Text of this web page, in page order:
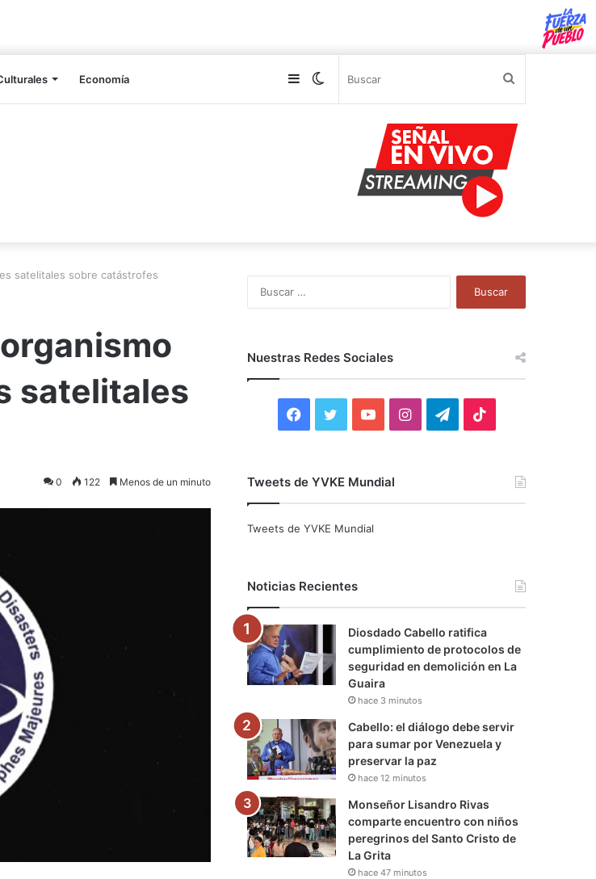
Economía Switch
Sidebar
satelitales sobre catástrofes
satelitales
0 122 Menos de un minuto
Nuestras Redes Sociales
F
c
o
k
i
r
Y
u
e
I
r
a
m
T
a
m
Tweets de YVKE Mundial
Tweets de YVKE Mundial
Noticias Recientes
Diosdado Cabello ratifica
cumplimiento de protocolos de
seguridad en demolición en La
Guaira
hace 3 minutos
Cabello: el diálogo debe servir
para sumar por Venezuela y
preservar la paz
hace 12 minutos
Monseñor Lisandro Rivas
comparte encuentro con niños
peregrinos del Santo Cristo de
La Grita
hace 47 minutos